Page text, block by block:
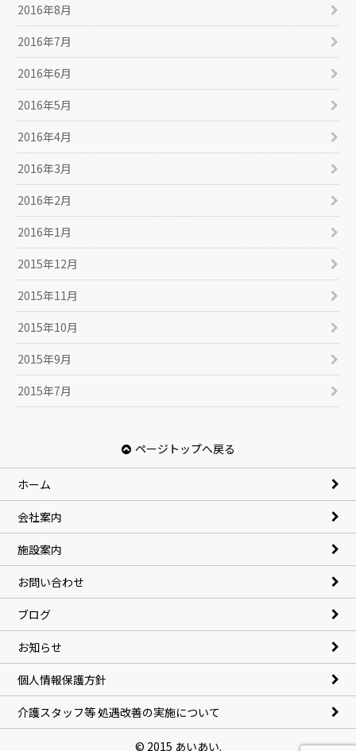
2016年8月
2016年7月
2016年6月
2016年5月
2016年4月
2016年3月
2016年2月
2016年1月
2015年12月
2015年11月
2015年10月
2015年9月
2015年7月
ページトップへ戻る
ホーム
会社案内
施設案内
お問い合わせ
ブログ
お知らせ
個人情報保護方針
介護スタッフ等 処遇改善の実施について
© 2015 あいあい.